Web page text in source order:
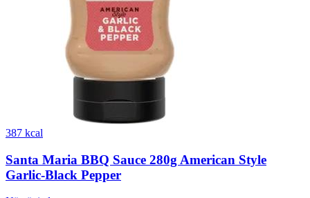
387 kcal
Santa Maria BBQ Sauce 280g American Style
Garlic-Black Pepper